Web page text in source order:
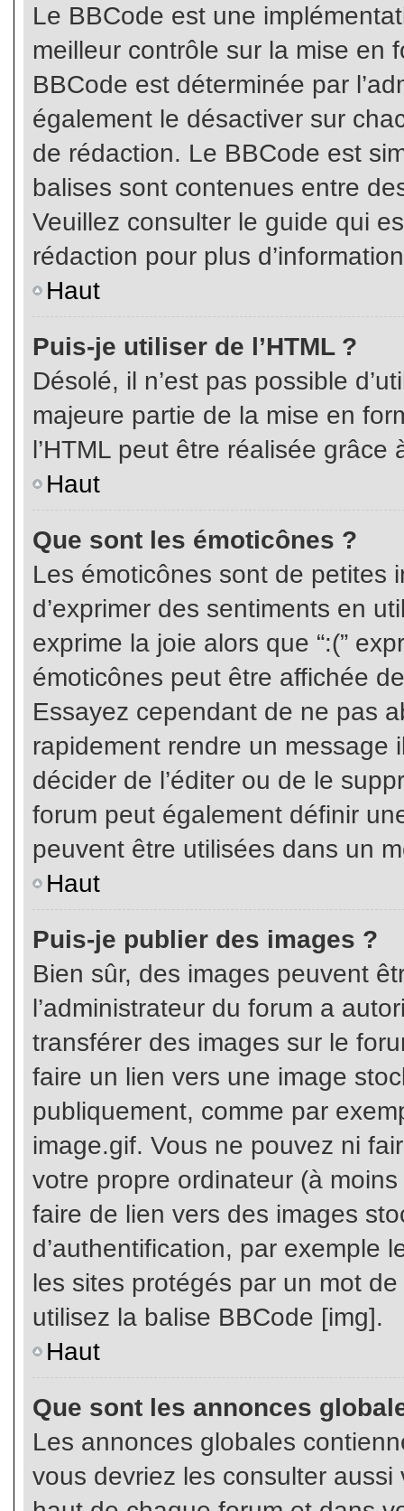
Le BBCode est une
meilleur contrôle sur la mise en
BBCode est déterminée par
également le désactiver sur
de rédaction. Le BBCode est
balises sont contenues entre
Veuillez consulter le guide qui
rédaction pour plus
Haut
Puis-je utiliser de l’HTML ?
Désolé, il n’est pas possible
majeure partie de la mise en
l’HTML peut être réalisée grâce
Haut
Que sont les émoticônes ?
Les émoticônes sont de petites
d’exprimer des sentiments en
exprime la joie alors que “:(”
émoticônes peut être affichée
Essayez cependant de ne pas
rapidement rendre un message
décider de l’éditer ou de le
forum peut également définir
peuvent être utilisées dans un
Haut
Puis-je publier des images ?
Bien sûr, des images peuvent
l’administrateur du forum a
transférer des images sur le
faire un lien vers une image
publiquement, comme par
image.gif. Vous ne pouvez ni
votre propre ordinateur (à
faire de lien vers des images
d’authentification, par exemple
les sites protégés par un mot
utilisez la balise BBCode [img].
Haut
Que sont les annonces
Les annonces globales
vous devriez les consulter